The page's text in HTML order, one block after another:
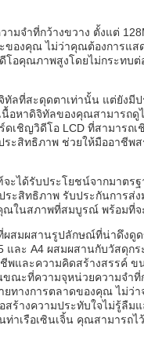
ำที่กว้างขวาง ตั้งแต่
องคุณ ไม่ว่าคุณต้องการแส
อคุณภาพสูงโดยไม่กระทบ
ลที่สะดุดตาเท่านั้น แต่ยังมี
อหาดิจิทัลของคุณสามารถ
เชิญวิดีโอ LCD ที่สามาร
ะสิทธิภาพ ช่วยให้มืออาชีพ
ะได้รับประโยชน์จากมาต
ระสิทธิภาพ รับประกันการ
ณในสภาพที่สมบูรณ์ พร้อมที่
ผสมผสานรูปลักษณ์ที่น่าดึงดู
ละ A4 ผสมผสานกับวัสดุก
และความคิดสร้างสรรค์ ข
ะที่ความจุหน่วยความจำที่
ทางการตลาดของคุณ ไม่ว่
ร้างความประทับใจไม่รู้ลืม
เรือเซินเจิ้น คุณสามารถไ